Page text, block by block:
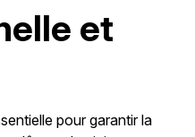
et
pour garantir la